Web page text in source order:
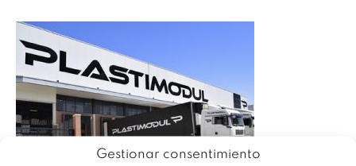
Gestionar consentimiento